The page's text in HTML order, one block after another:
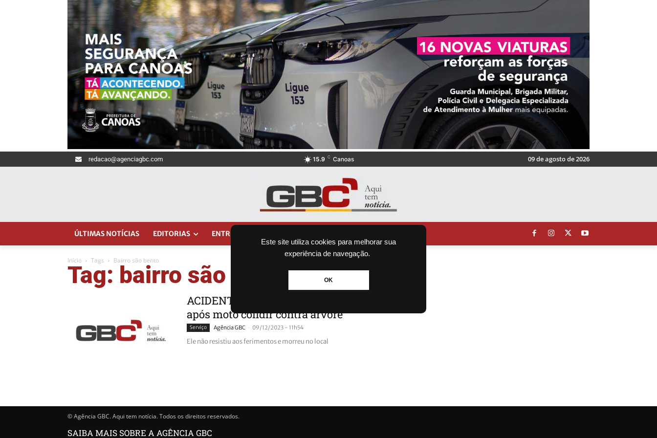
Este site utiliza cookies para melhorar sua
experiência de navegação.
OK
redacao@agenciagbc.com 15.9 C Canoas 09 de agosto de 2026
ÚLTIMAS NOTÍCIAS EDITORIAS ENTRETENIMENTO
Início Tags Bairro são bento
Tag: bairro são bento
ACIDENTE DE TRÂNSITO: Jovem morre
após moto colidir contra árvore
Serviço Agência GBC - 09/12/2023 - 11h54
Ele não resistiu aos ferimentos e morreu no local
© Agência GBC. Aqui tem notícia. Todos os direitos reservados.
SAIBA MAIS SOBRE A AGÊNCIA GBC